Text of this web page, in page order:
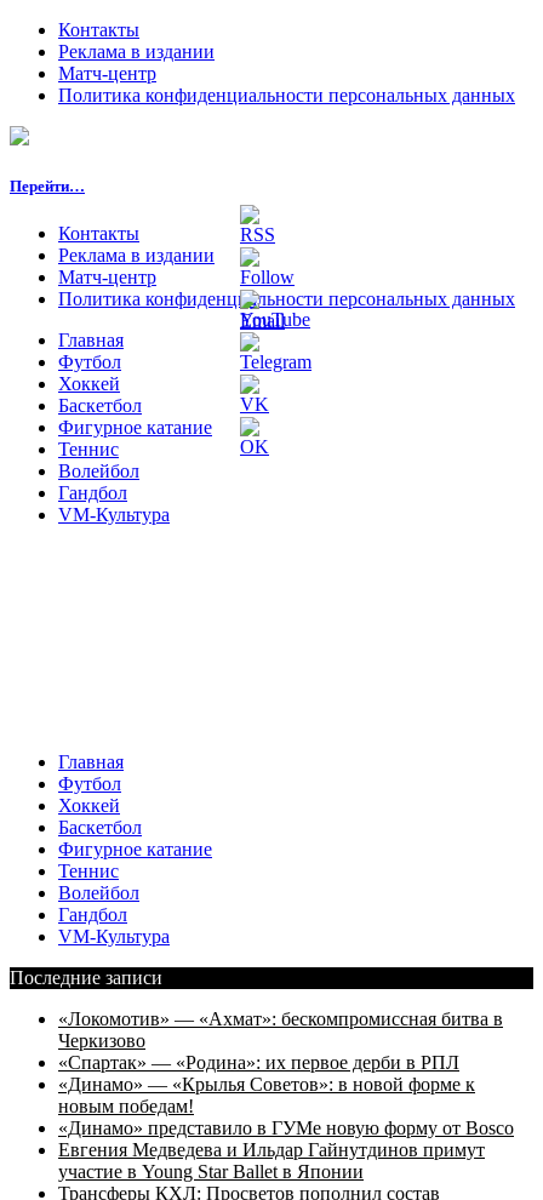
Контакты
Реклама в издании
Матч-центр
Политика конфиденциальности персональных данных
Перейти…
Контакты
Реклама в издании
Матч-центр
Политика конфиденциальности персональных данных
Главная
Футбол
Хоккей
Баскетбол
Фигурное катание
Теннис
Волейбол
Гандбол
VM-Культура
Главная
Футбол
Хоккей
Баскетбол
Фигурное катание
Теннис
Волейбол
Гандбол
VM-Культура
Последние записи
«Локомотив» — «Ахмат»: бескомпромиссная битва в
Черкизово
«Спартак» — «Родина»: их первое дерби в РПЛ
«Динамо» — «Крылья Советов»: в новой форме к
новым победам!
«Динамо» представило в ГУМе новую форму от Bosco
Евгения Медведева и Ильдар Гайнутдинов примут
участие в Young Star Ballet в Японии
Трансферы КХЛ: Просветов пополнил состав